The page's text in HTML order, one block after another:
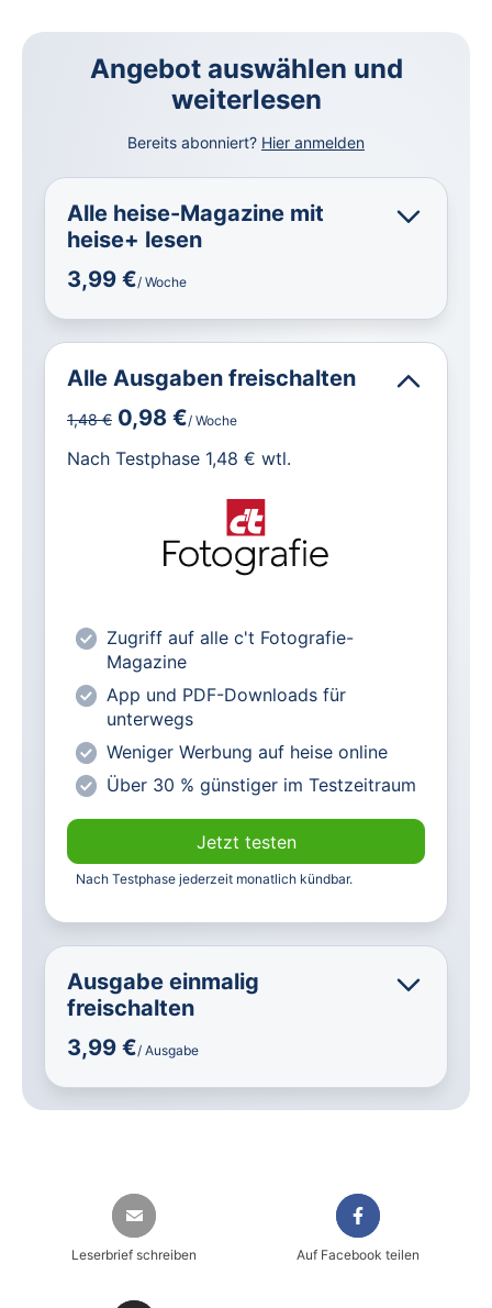
Angebot auswählen und
weiterlesen
Bereits abonniert? Hier anmelden
Alle heise-Magazine mit
heise+ lesen
3,99 €/ Woche
Alle heise-Magazine im Browser und
Alle exklusiven heise+ Artikel frei
lesen
Vorteilspreis für Magazin-
Abonnenten
Alle Ausgaben freischalten
1,48 € 0,98 €/ Woche
Nach Testphase 1,48 € wtl.
Zugriff auf alle c't Fotografie-
Magazine
App und PDF-Downloads für
unterwegs
Weniger Werbung auf heise online
Über 30 % günstiger im Testzeitraum
Jetzt testen
Nach Testphase jederzeit monatlich kündbar.
Ausgabe einmalig
freischalten
3,99 €/ Ausgabe
Leserbrief schreiben Auf Facebook teilen